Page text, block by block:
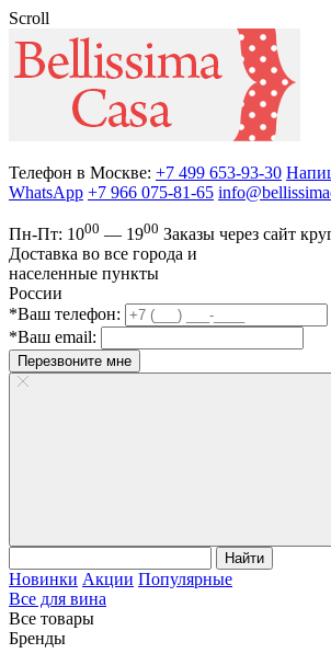
Scroll
Телефон в Москве: +7 499 653-93-30
WhatsApp +7 966 075-81-65
Пн-Пт: 1000 — 1900 Заказы через сайт
Доставка во все города и
населенные пункты
России
*Ваш телефон:
*Ваш email:
Перезвоните мне
Найти
Новинки Акции Популярные
Все для вина
Все товары
Бренды